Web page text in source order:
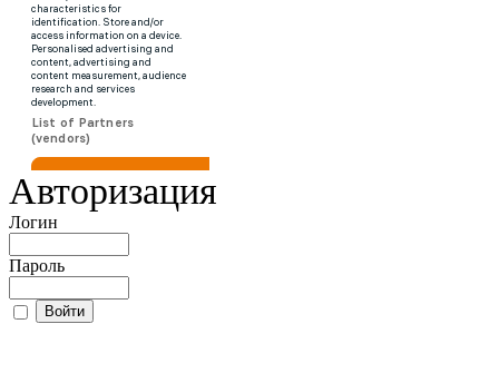
Авторизация
Логин
Пароль